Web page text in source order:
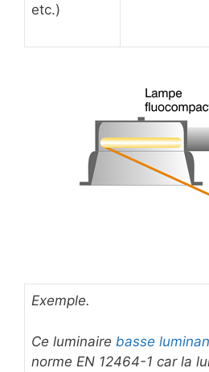
etc.)
Exemple.
Ce luminaire basse
norme EN 12464-1 car la